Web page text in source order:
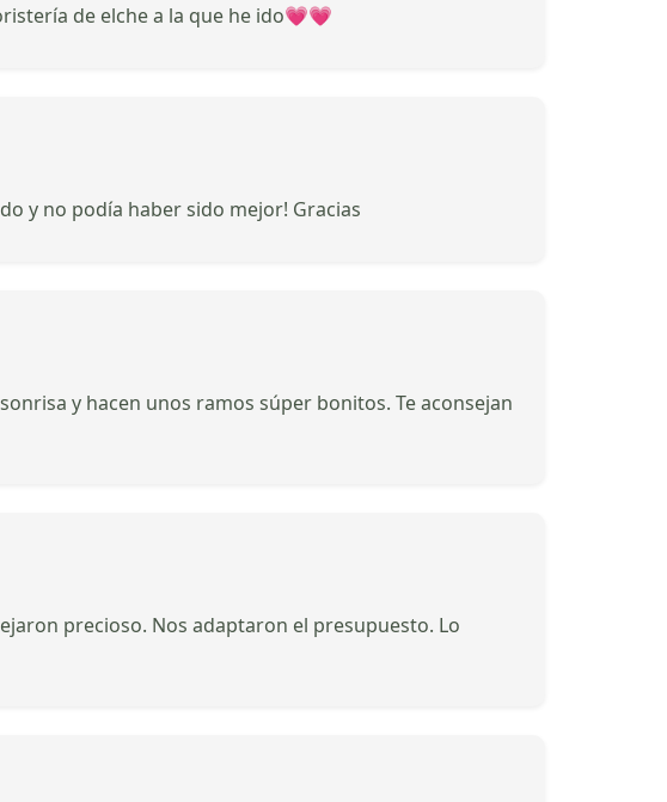
de elche a la que he ido💗💗
y no podía haber sido mejor! Gracias
y hacen unos ramos súper bonitos. Te aconsejan
precioso. Nos adaptaron el presupuesto. Lo